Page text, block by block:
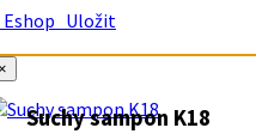
Uložit
Suchy sampon K18